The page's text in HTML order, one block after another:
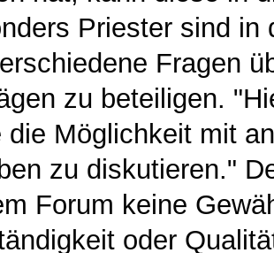
Priester sind in
Fragen
zu beteiligen.
die Möglichkeit mit
zu diskutieren."
Forum keine
oder